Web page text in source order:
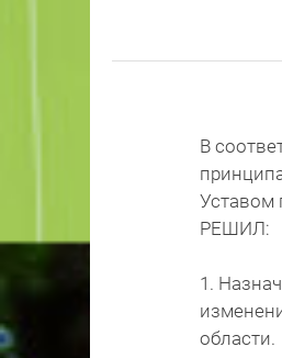
В
Уставом
РЕШИЛ:
1.
области.